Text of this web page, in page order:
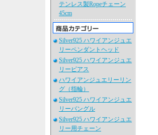
テンレス製Ropeチェーン
45cm
Silver925 ハワイアンジュエ
リーペンダントヘッド
Silver925 ハワイアンジュエ
リーピアス
ハワイアンジュエリーリン
グ（指輪）
Silver925 ハワイアンジュエ
リーバングル
Silver925 ハワイアンジュエ
リー用チェーン